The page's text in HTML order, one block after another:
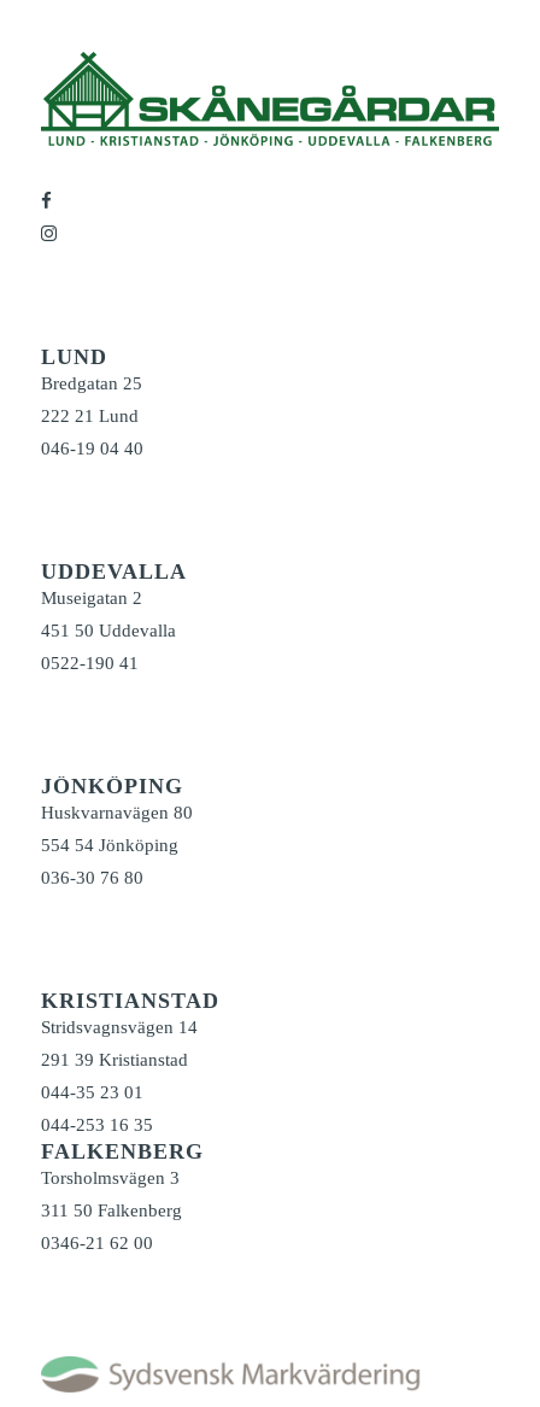
LUND
Bredgatan 25
222 21 Lund
046-19 04 40
UDDEVALLA
Museigatan 2
451 50 Uddevalla
0522-190 41
JÖNKÖPING
Huskvarnavägen 80
554 54 Jönköping
036-30 76 80
KRISTIANSTAD
Stridsvagnsvägen 14
291 39 Kristianstad
044-35 23 01
044-253 16 35
FALKENBERG
Torsholmsvägen 3
311 50 Falkenberg
0346-21 62 00